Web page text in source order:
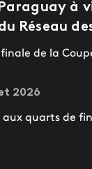
à
Réseau
de la
2026
quarts de